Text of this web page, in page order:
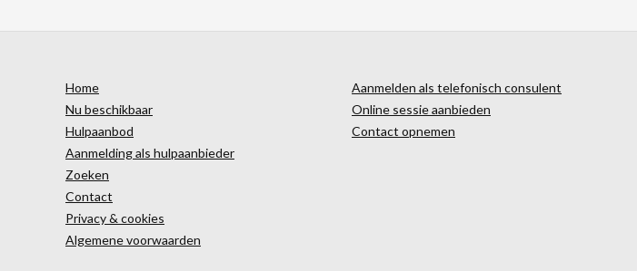
Home
Nu beschikbaar
Hulpaanbod
Aanmelding als hulpaanbieder
Zoeken
Contact
Privacy & cookies
Algemene voorwaarden
Aanmelden als telefonisch consulent
Online sessie aanbieden
Contact opnemen